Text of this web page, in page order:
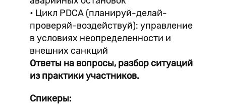
• Цикл PDCA (планируй-делай-
проверяй-воздействуй): управление
в условиях неопределенности и
внешних санкций
Ответы на вопросы, разбор ситуаций
из практики участников.
Спикеры: